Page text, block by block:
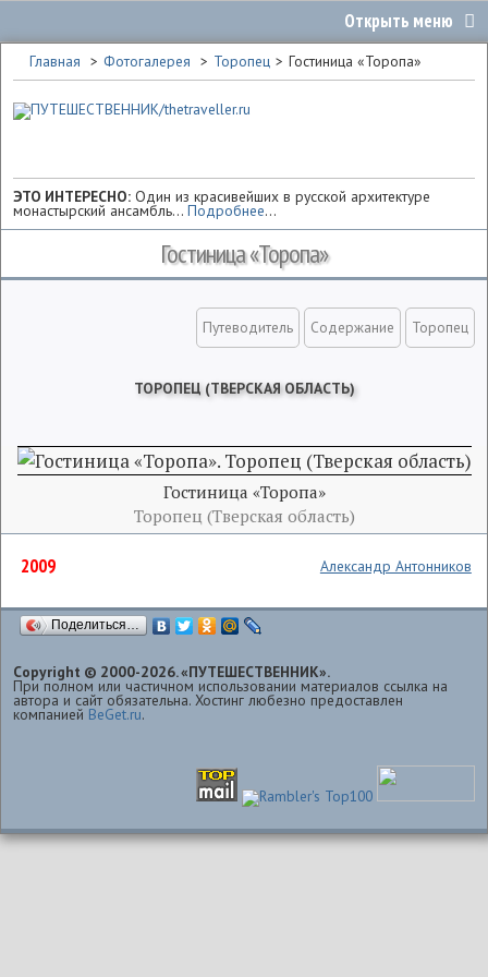
Главная Фотогалерея Торопец Гостиница «Торопа»
ЭТО ИНТЕРЕСНО: Один из красивейших в русской архитектуре
монастырский ансамбль...Подробнее...
Гостиница «Торопа»
Путеводитель Содержание Торопец
ТОРОПЕЦ (ТВЕРСКАЯ ОБЛАСТЬ)
Гостиница «Торопа»
Торопец (Тверская область)
2009 Александр Антонников
Поделиться…
Copyright © 2000-2026. «ПУТЕШЕСТВЕННИК».
При полном или частичном использовании материалов ссылка на
автора и сайт обязательна. Хостинг любезно предоставлен
компанией BeGet.ru.